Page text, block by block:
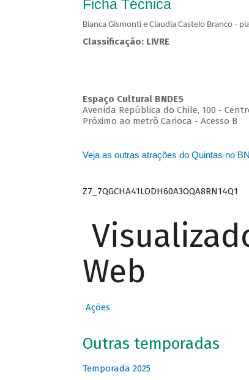
Ficha Técnica
Bianca Gismonti e Claudia Castelo Branco -
Classificação: LIVRE
Espaço Cultural BNDES
Avenida República do Chile, 100 -
Próximo ao metrô Carioca - Acesso B
Veja as outras atrações do Quintas no
Z7_7QGCHA41LODH60A3OQA8RN14Q1
Web
Ações
Outras temporadas
Temporada 2025